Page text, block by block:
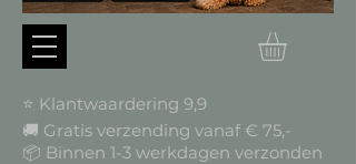
⭐ Klantwaardering 9,9
🚚 Gratis verzending vanaf € 75,-
📦 Binnen 1-3 werkdagen verzonden